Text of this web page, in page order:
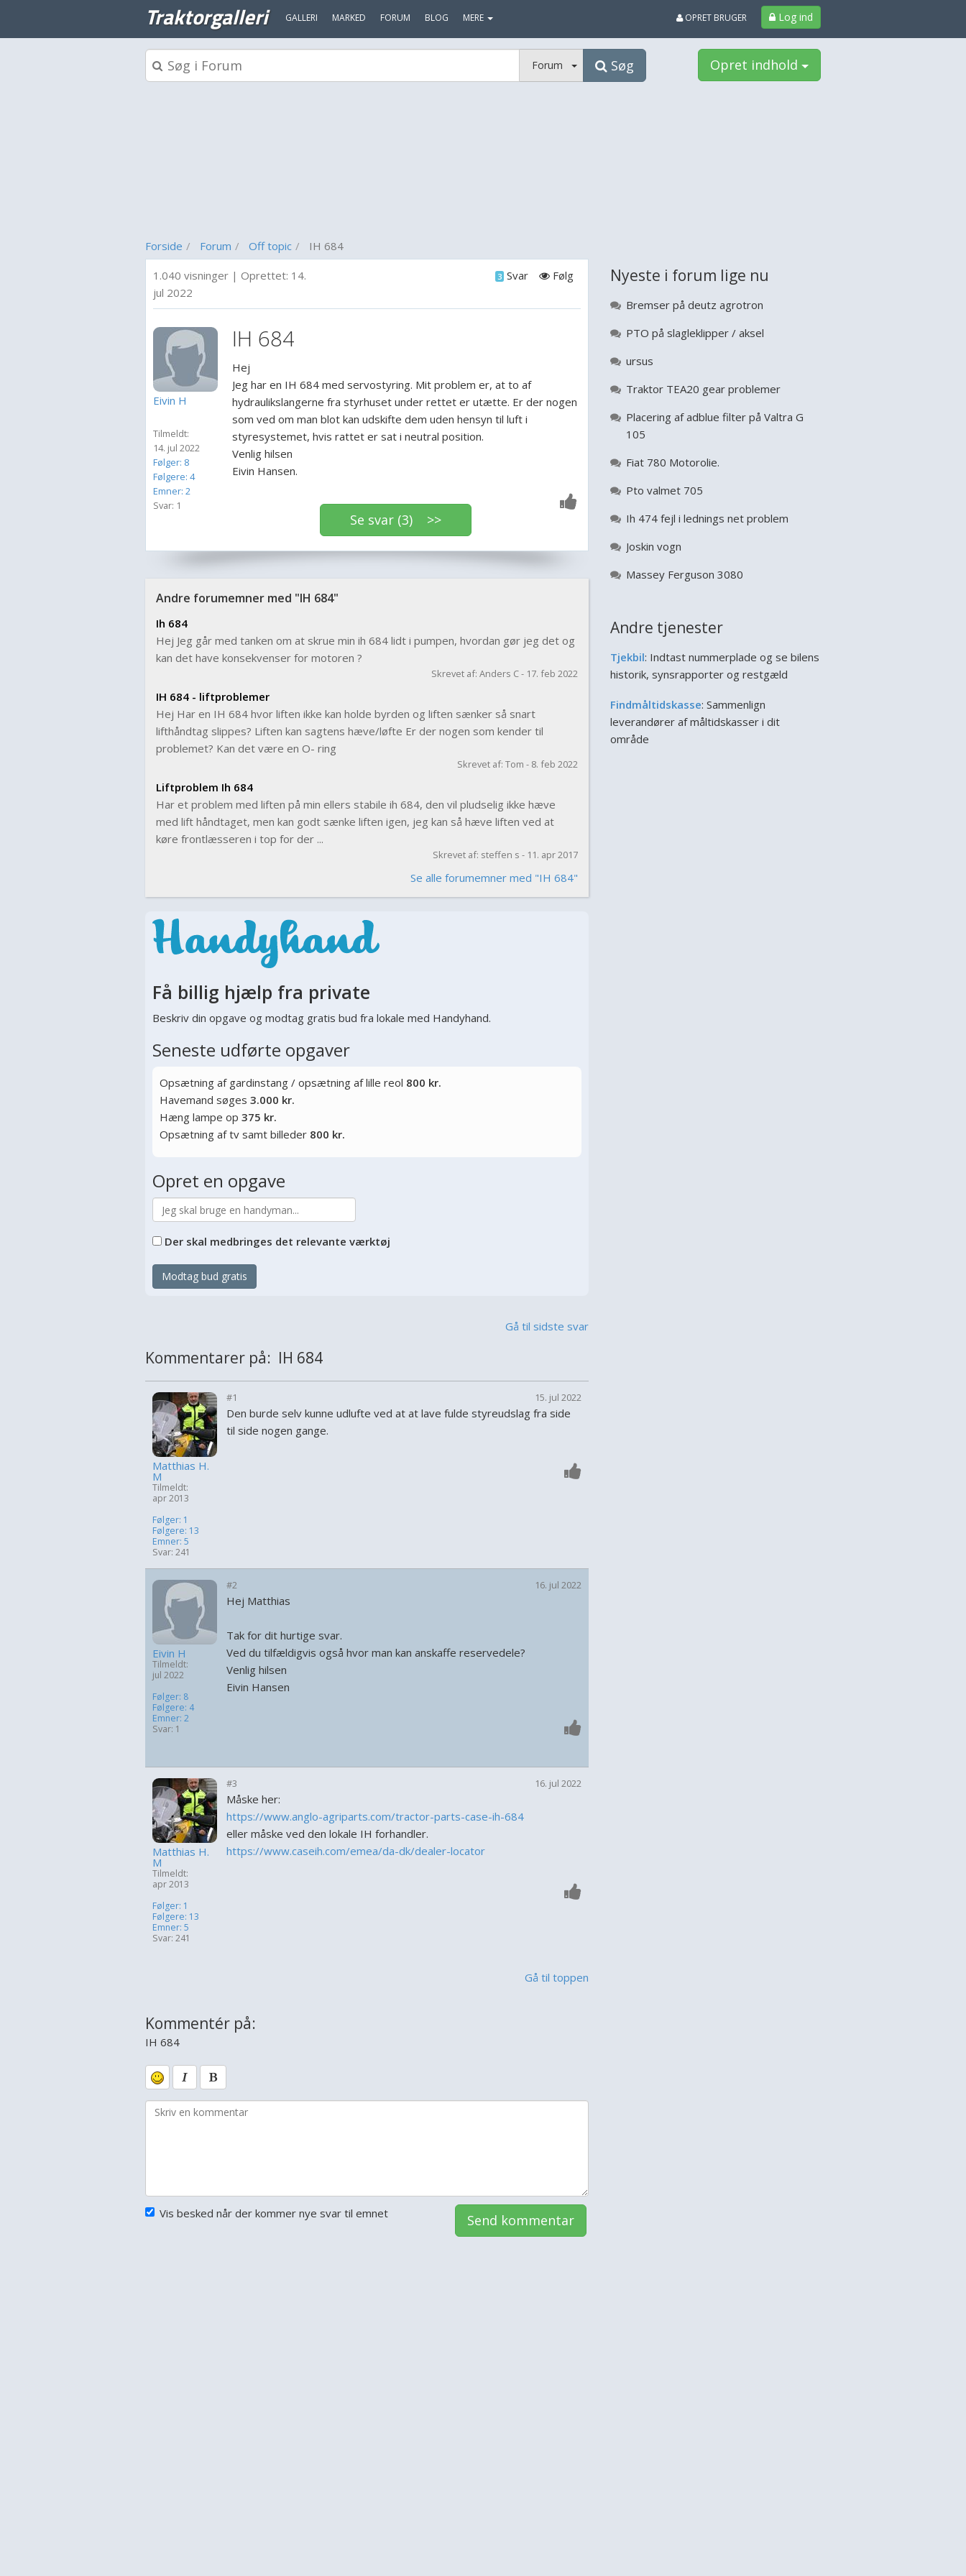
Traktorgalleri GALLERI MARKED FORUM BLOG MERE Log ind
OPRET BRUGER
Forum Søg Opret indhold
Forside Forum Off topic IH 684
1.040 visninger | Oprettet: 14.
jul 2022
Følg
3 Svar
Eivin H
Tilmeldt:
14. jul 2022
Følger: 8
Følgere: 4
Emner: 2
Svar: 1
IH 684
Hej
Jeg har en IH 684 med servostyring. Mit problem er, at to af
hydraulikslangerne fra styrhuset under rettet er utætte. Er der nogen
som ved om man blot kan udskifte dem uden hensyn til luft i
styresystemet, hvis rattet er sat i neutral position.
Venlig hilsen
Eivin Hansen.
Se svar (3) >>
Andre forumemner med "IH 684"
Ih 684
Hej Jeg går med tanken om at skrue min ih 684 lidt i pumpen, hvordan gør jeg det og
kan det have konsekvenser for motoren ?
Skrevet af: Anders C - 17. feb 2022
IH 684 - liftproblemer
Hej Har en IH 684 hvor liften ikke kan holde byrden og liften sænker så snart
lifthåndtag slippes? Liften kan sagtens hæve/løfte Er der nogen som kender til
problemet? Kan det være en O- ring
Skrevet af: Tom - 8. feb 2022
Liftproblem Ih 684
Har et problem med liften på min ellers stabile ih 684, den vil pludselig ikke hæve
med lift håndtaget, men kan godt sænke liften igen, jeg kan så hæve liften ved at
køre frontlæsseren i top for der ...
Skrevet af: steffen s - 11. apr 2017
Se alle forumemner med "IH 684"
Få billig hjælp fra private
Beskriv din opgave og modtag gratis bud fra lokale med Handyhand.
Seneste udførte opgaver
Opsætning af gardinstang / opsætning af lille reol 800 kr.
Havemand søges 3.000 kr.
Hæng lampe op 375 kr.
Opsætning af tv samt billeder 800 kr.
Opret en opgave
Der skal medbringes det relevante værktøj
Modtag bud gratis
Gå til sidste svar
Kommentarer på: IH 684
Matthias H.
M
Tilmeldt:
apr 2013
Følger: 1
Følgere: 13
Emner: 5
Svar: 241
#1 15. jul 2022
Den burde selv kunne udlufte ved at at lave fulde styreudslag fra side
til side nogen gange.
Eivin H
Tilmeldt:
jul 2022
Følger: 8
Følgere: 4
Emner: 2
Svar: 1
#2 16. jul 2022
Hej Matthias
Tak for dit hurtige svar.
Ved du tilfældigvis også hvor man kan anskaffe reservedele?
Venlig hilsen
Eivin Hansen
Matthias H.
M
Tilmeldt:
apr 2013
Følger: 1
Følgere: 13
Emner: 5
Svar: 241
#3 16. jul 2022
Måske her:
https://www.anglo-agriparts.com/tractor-parts-case-ih-684
eller måske ved den lokale IH forhandler.
https://www.caseih.com/emea/da-dk/dealer-locator
Gå til toppen
Kommentér på:
IH 684
Vis besked når der kommer nye svar til emnet Send kommentar
Nyeste i forum lige nu
Bremser på deutz agrotron
PTO på slagleklipper / aksel
ursus
Traktor TEA20 gear problemer
Placering af adblue filter på Valtra G
105
Fiat 780 Motorolie.
Pto valmet 705
Ih 474 fejl i lednings net problem
Joskin vogn
Massey Ferguson 3080
Andre tjenester
Tjekbil: Indtast nummerplade og se bilens
historik, synsrapporter og restgæld
Findmåltidskasse: Sammenlign
leverandører af måltidskasser i dit
område